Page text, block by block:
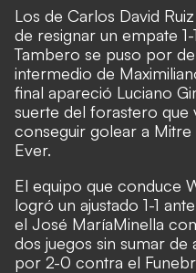
Los de Carlos David
de resignar un empate
Tambero se puso por
intermedio de
final apareció Luciano
suerte del forastero que
conseguir golear a
Ever.
El equipo que conduce
logró un ajustado 1-1
el José MaríaMinella
dos juegos sin sumar
por 2-0 contra el